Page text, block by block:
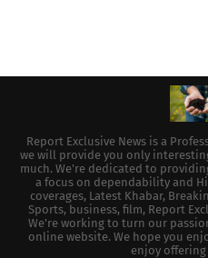
Report Exclusive News is a
we will provide you only
much. We're dedicated to
a focus on dependability and
coverages, Latest Khabar,
Sports, business, film, Report
We're working to turn our
online website. We hope you
enjoy